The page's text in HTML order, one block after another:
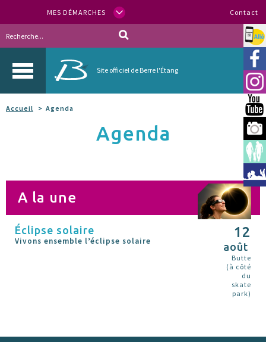
MES DÉMARCHES Contact
Site officiel de Berre l'Étang
Allo
Accueil Agenda
Agenda
A la une
Éclipse solaire
Vivons ensemble l’éclipse solaire
12
août
Butte
(à côté
du
skate
park)